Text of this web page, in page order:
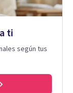
ti
según tus